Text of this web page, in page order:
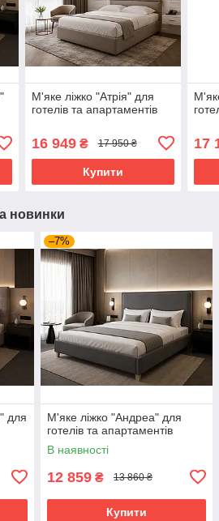
М'яке ліжко "Атрія" для
готелів та апартаментів
16 949₴ 17 950 ₴
Купити
17
новинки
для
–7%
М'яке ліжко "Андреа" для
готелів та апартаментів
В наявності
12 859 ₴ 13 860 ₴
Купити